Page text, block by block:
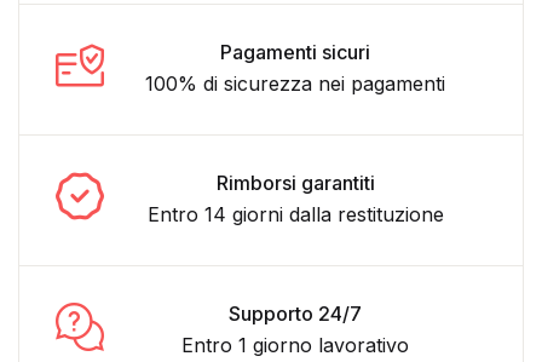
Pagamenti sicuri
100% di sicurezza nei pagamenti
Rimborsi garantiti
Entro 14 giorni dalla restituzione
Supporto 24/7
Entro 1 giorno lavorativo